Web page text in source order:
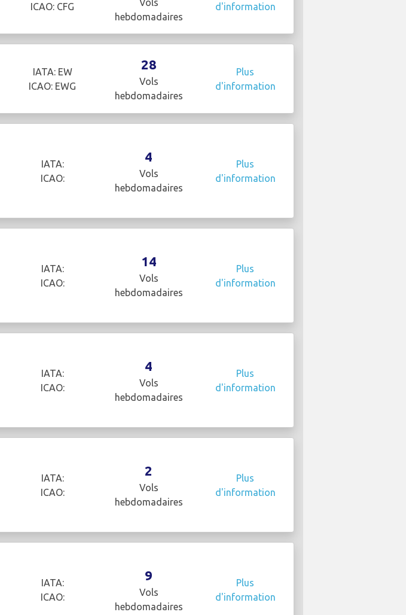
ICAO: CFG
hebdomadaires
d'information
IATA: EW
ICAO: EWG
28
Vols
hebdomadaires
Plus
d'information
IATA:
ICAO:
4
Vols
hebdomadaires
Plus
d'information
IATA:
ICAO:
14
Vols
hebdomadaires
Plus
d'information
IATA:
ICAO:
4
Vols
hebdomadaires
Plus
d'information
IATA:
ICAO:
2
Vols
hebdomadaires
Plus
d'information
IATA:
ICAO:
9
Vols
hebdomadaires
Plus
d'information